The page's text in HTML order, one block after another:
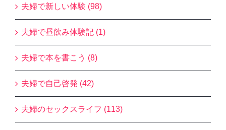
夫婦で新しい体験 (98)
夫婦で昼飲み体験記 (1)
夫婦で本を書こう (8)
夫婦で自己啓発 (42)
夫婦のセックスライフ (113)